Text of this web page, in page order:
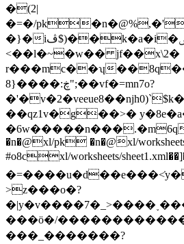
�(2|
�=�/
�}�iڤ$)��k�a�i�ݰ��񿻥v��e��;
<��l�~�w�� jf��x\2�
r���mc��ʮ
8}����:ڿ";��vf�=mn7o?
��qz1v�g��>�
�6w�����n���.�m6q
�n�@xl/pk �n�@xl/
#o8cxl/worksheets/
>z���o�?
���ӧ�/������������
��� _�������?